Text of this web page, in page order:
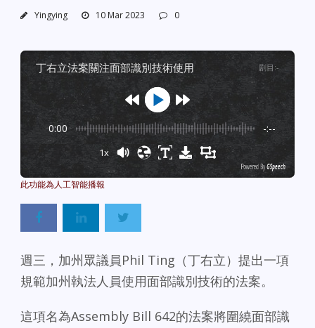
Yingying 10 Mar 2023 0
丁右立法案關注面部識別技術使用 剧目 :-
0:00 -:--
1x
Powered By GSpeech
週三，加州眾議員Phil Ting（丁右立）提出一項
規範加州執法人員使用面部識別技術的法案。
這項名為Assembly Bill 642的法案將圍繞面部識